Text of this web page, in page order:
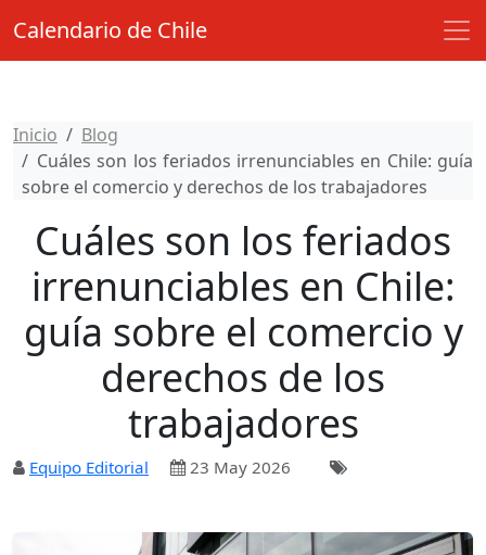
Calendario de Chile
Inicio
Blog
Cuáles son los feriados irrenunciables en Chile: guía
sobre el comercio y derechos de los trabajadores
Cuáles son los feriados
irrenunciables en Chile:
guía sobre el comercio y
derechos de los
trabajadores
Equipo Editorial 23 May 2026